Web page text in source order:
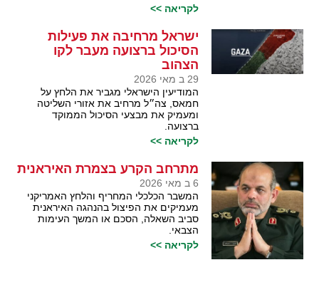
לקריאה >>
ישראל מרחיבה את פעילות
הסיכול ברצועה מעבר לקו
הצהוב
29 ב מאי 2026
המודיעין הישראלי מגביר את הלחץ על
חמאס, צה״ל מרחיב את אזורי השליטה
ומעמיק את מבצעי הסיכול הממוקד
ברצועה.
לקריאה >>
מתרחב הקרע בצמרת האיראנית
6 ב מאי 2026
המשבר הכלכלי המחריף והלחץ האמריקני
מעמיקים את הפיצול בהנהגה האיראנית
סביב השאלה, הסכם או המשך העימות
הצבאי.
לקריאה >>